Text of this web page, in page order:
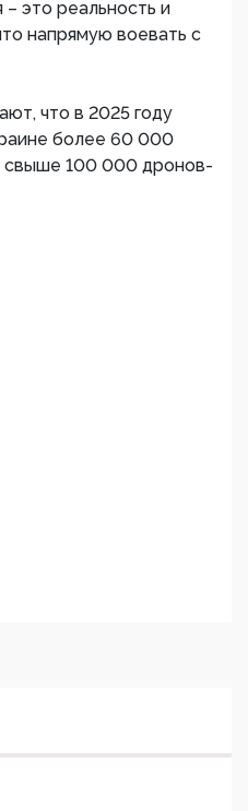
– это реальность и
напрямую воевать с
что в 2025 году
более 60 000
свыше 100 000 дронов-